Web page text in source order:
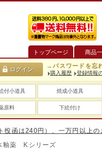
トップページ
商品
→パスワードを忘
購入履歴 登録情報
付小道具 焼成小道具
原料 下絵付け
円）、一万円以上のお買い
釉薬 Kシリーズ